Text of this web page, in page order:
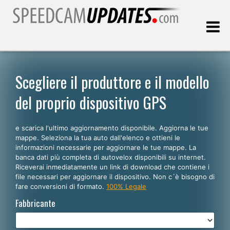
Clienti
SCEGLI LA LINGUA
Italiano
English
Español
Português
Scegliere il produttore e il modello
del proprio dispositivo GPS
e scarica l'ultimo aggiornamento disponibile. Aggiorna le tue
mappe. Seleziona la tua auto dall'elenco e ottieni le
informazioni necessarie per aggiornare le tue mappe. La
banca dati più completa di autovelox disponibili su internet.
Riceverai inmediatamente un link di download che contiene i
file necessari per aggiornare il dispositivo. Non c´è bisogno di
fare conversioni di formato. 100% Legale
Fabbricante